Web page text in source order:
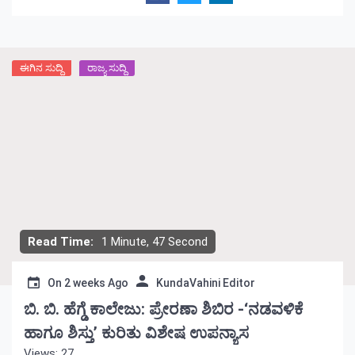
Read Time: 1 Minute, 47 Second
ಈಗಿನ ಸುದ್ದಿ ರಾಜ್ಯ ಸುದ್ದಿ
On 2 weeks Ago KundaVahini Editor
ಬಿ. ಬಿ. ಹೆಗ್ಡೆ ಕಾಲೇಜು: ಪ್ರೇರಣಾ ಶಿಬಿರ -‘ನಡವಳಿಕೆ
ಹಾಗೂ ಶಿಸ್ತು’ ಕುರಿತು ವಿಶೇಷ ಉಪನ್ಯಾಸ